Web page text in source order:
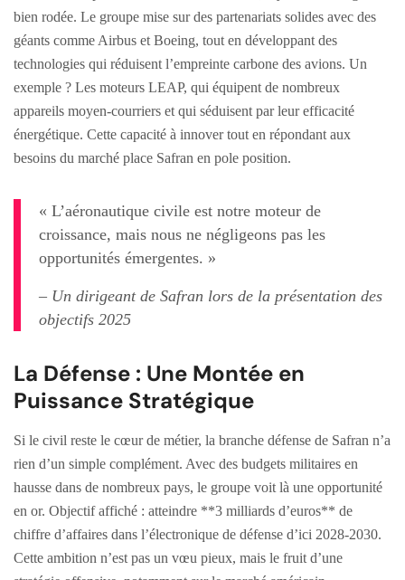
bien rodée. Le groupe mise sur des partenariats solides avec des
géants comme Airbus et Boeing, tout en développant des
technologies qui réduisent l’empreinte carbone des avions. Un
exemple ? Les moteurs LEAP, qui équipent de nombreux
appareils moyen-courriers et qui séduisent par leur efficacité
énergétique. Cette capacité à innover tout en répondant aux
besoins du marché place Safran en pole position.
« L’aéronautique civile est notre moteur de
croissance, mais nous ne négligeons pas les
opportunités émergentes. »
– Un dirigeant de Safran lors de la présentation des
objectifs 2025
La Défense : Une Montée en
Puissance Stratégique
Si le civil reste le cœur de métier, la branche défense de Safran n’a
rien d’un simple complément. Avec des budgets militaires en
hausse dans de nombreux pays, le groupe voit là une opportunité
en or. Objectif affiché : atteindre **3 milliards d’euros** de
chiffre d’affaires dans l’électronique de défense d’ici 2028-2030.
Cette ambition n’est pas un vœu pieux, mais le fruit d’une